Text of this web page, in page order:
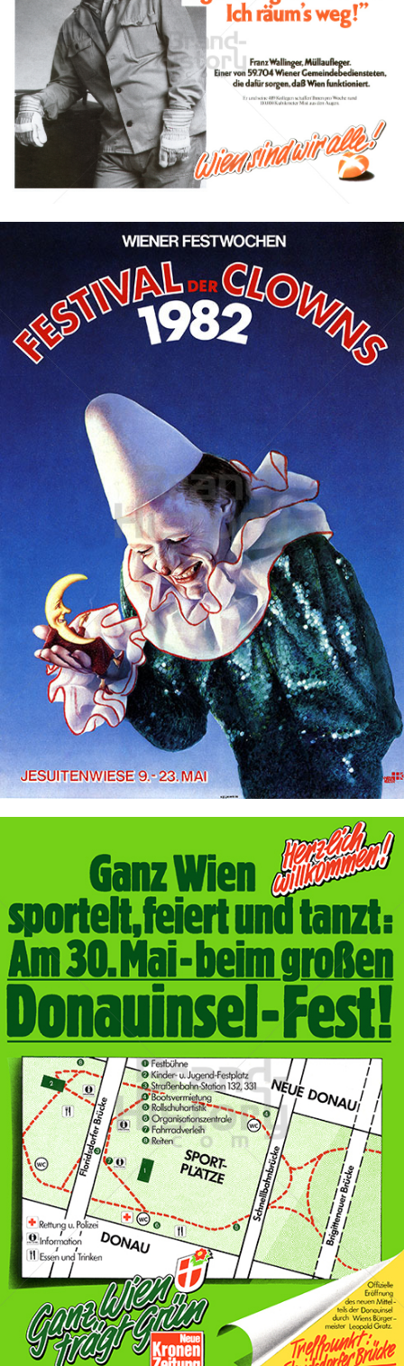
Stadt Wien STADT WIEN PID 1981
Stadt Wien STADT WIEN PID 1982
Bild-ID: 69830
Stadt Wien STADT WIEN PID 1982